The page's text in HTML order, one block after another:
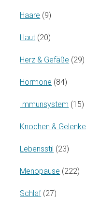
Haare (9)
Haut (20)
Herz & Gefäße (29)
Hormone (84)
Immunsystem (15)
Knochen & Gelenke
Lebensstil (23)
Menopause (222)
Schlaf(27)